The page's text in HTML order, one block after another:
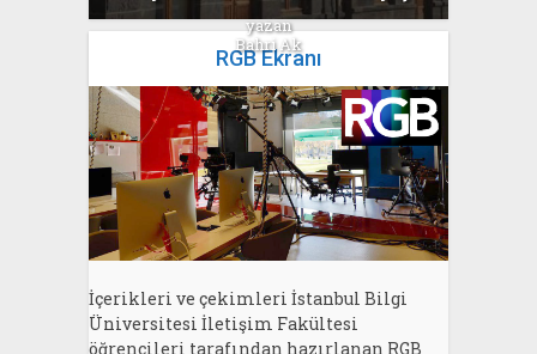
yazan
Bahri Ak
RGB Ekranı
İçerikleri ve çekimleri İstanbul Bilgi
Üniversitesi İletişim Fakültesi
öğrencileri tarafından hazırlanan RGB